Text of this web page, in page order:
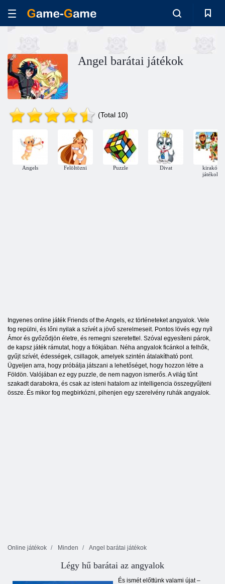
Angel barátai játékok
(Total 10)
Angels Felöltözni Puzzle Divat
kirakós
játékok
Ingyenes online játék Friends of the Angels, ez történeteket angyalok. Vele
fog repülni, és lőni nyilak a szívét a jövő szerelmeseit. Pontos lövés egy nyíl
Ámor és győződjön életre, és remegni szeretettel. Szóval egyesíteni párok,
de kapsz játék rámutat, hogy a fiókjában. Néha angyalok ficánkol a felhők,
gyűjt szívét, édességek, csillagok, amelyek szintén átalakítható pont.
Ügyeljen arra, hogy próbálja játszani a lehetőséget, hogy hozzon létre a
Földön. Valójában ez egy puzzle, de nem nagyon ismerős. A világ tűnt
szakadt darabokra, és csak az isteni hatalom az intelligencia összegyűjteni
össze. És mikor fog megbirkózni, pihenjen egy szerelvény ruhák angyalok.
Online játékok Minden Angel barátai játékok
Légy hű barátai az angyalok
És ismét előttünk valami újat –